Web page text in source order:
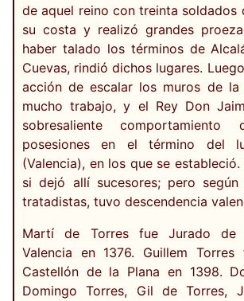
de aquel reino con treinta soldados
su costa y realizó grandes
haber talado los términos de
Cuevas, rindió dichos lugares.
acción de escalar los muros de
mucho trabajo, y el Rey Don
sobresaliente comportamiento
posesiones en el término del
(Valencia), en los que se
si dejó allí sucesores; pero
tratadistas, tuvo descendencia
Martí de Torres fue Jurado
Valencia en 1376. Guillem
Castellón de la Plana en 1398.
Domingo Torres, Gil de Torres,